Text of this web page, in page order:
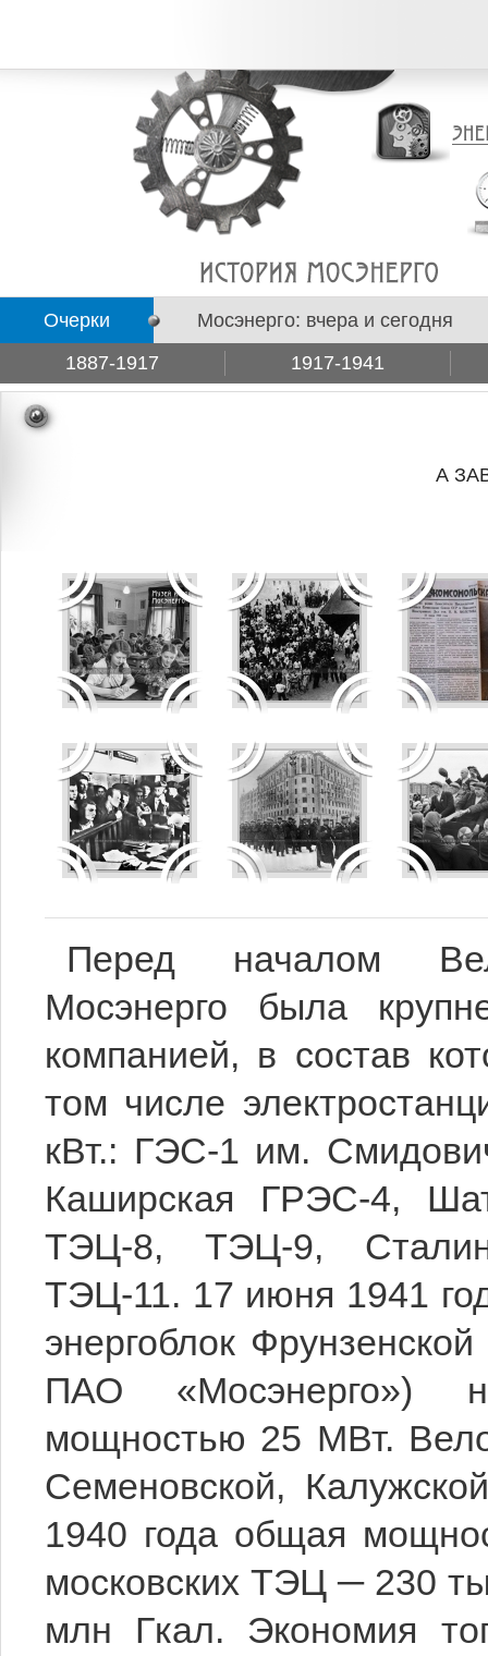
Очерки
1887-1917
1917-1941
Мосэнерго: вчера и сегодня
Подборки
А
Перед началом
Мосэнерго была
компанией, в состав
том числе
кВт.: ГЭС-1 им.
Каширская ГРЭС-4,
ТЭЦ-8, ТЭЦ-9,
ТЭЦ-11. 17 июня 1941
энергоблок
ПАО «Мосэнерго»)
мощностью 25 МВт.
Семеновской,
1940 года общая
московских ТЭЦ ─ 230
млн Гкал. Экономия